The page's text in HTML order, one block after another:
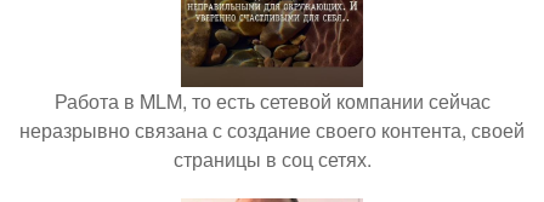
Работа в MLM, то есть сетевой компании сейчас
неразрывно связана с создание своего контента, своей
страницы в соц сетях.